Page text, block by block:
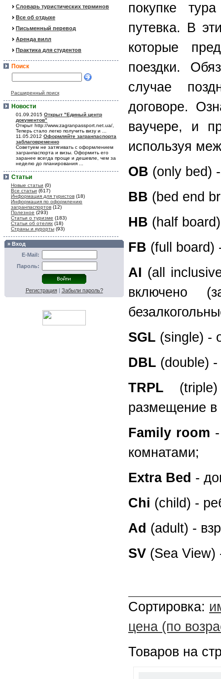
Словарь туристических терминов
Все об отдыхе
Письменный перевод
Аренда вилл
Практика для студентов
Поиск
Расширенный поиск
Новости
01.09.2015 Открыт "Единый центр
документов"
Открыт http://www.zagranpassport.net.ua/,
Теперь стало легко получить визу и ...
11.05.2012 Оформляйте загранпаспорта
заблаговременно
Советуем не затягивать с оформлением
загранпаспорта и визы. Оформить его
заранее всегда проще и дешевле, чем за
неделю до планирования ...
Статьи
Новые статьи (0)
Все статьи (617)
Информация для туристов (18)
Информация по оформлению
загранпаспортов (12)
Полезное (293)
Статьи о туризме (183)
Статьи об отелях (18)
Страны и курорты (93)
» Вход
E-Mail:
Пароль:
Регистрация| Забыли пароль?
покупке
путевка. В
которые
поездки.
случае
договоре.
ваучере, и
используя
ОB (only bed)
BB (bed end
HB (half
FB (full board)
AI (all
включено
SGL (single) -
DBL (double)
TRPL
размещение
Family room
комнатами;
Extra Bed -
Chi (child) -
Ad (adult) -
SV (Sea
Сортировка:
цена (по
Товаров на